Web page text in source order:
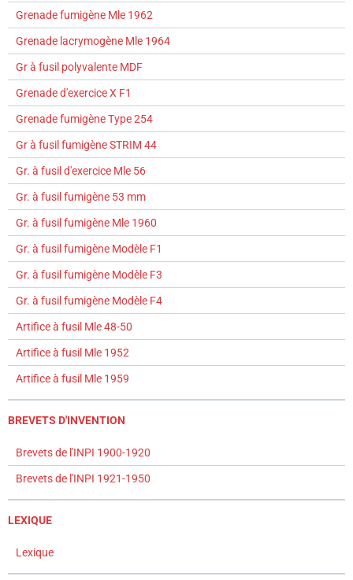
Grenade fumigène Mle 1962
Grenade lacrymogène Mle 1964
Gr à fusil polyvalente MDF
Grenade d'exercice X F1
Grenade fumigène Type 254
Gr à fusil fumigène STRIM 44
Gr. à fusil d'exercice Mle 56
Gr. à fusil fumigène 53 mm
Gr. à fusil fumigène Mle 1960
Gr. à fusil fumigène Modèle F1
Gr. à fusil fumigène Modèle F3
Gr. à fusil fumigène Modèle F4
Artifice à fusil Mle 48-50
Artifice à fusil Mle 1952
Artifice à fusil Mle 1959
BREVETS D'INVENTION
Brevets de l'INPI 1900-1920
Brevets de l'INPI 1921-1950
LEXIQUE
Lexique